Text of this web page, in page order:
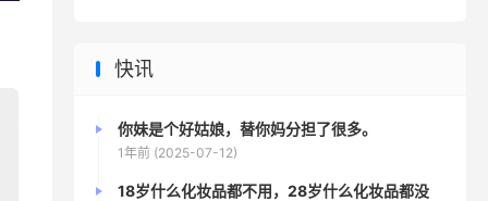
快讯
你妹是个好姑娘，替你妈分担了很多。
1年前 (2025-07-12)
18岁什么化妆品都不用，28岁什么化妆品都没